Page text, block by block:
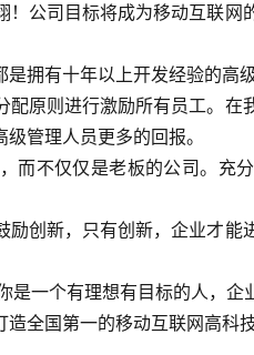
公司目标将成为移动互联网
拥有十年以上开发经验的高级
原则进行激励所有员工。在
管理人员更多的回报。
而不仅仅是老板的公司。充
创新，只有创新，企业才能
是一个有理想有目标的人，
全国第一的移动互联网高科技